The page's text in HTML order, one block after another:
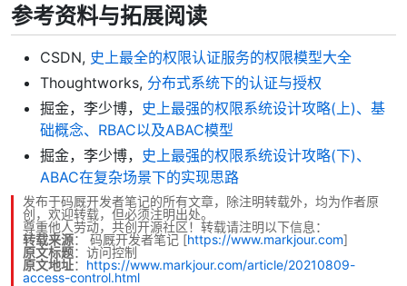
参考资料与拓展阅读
CSDN, 史上最全的权限认证服务的权限模型大全
Thoughtworks, 分布式系统下的认证与授权
掘金，李少博， 史上最强的权限系统设计攻略(上)、基
础概念、RBAC以及ABAC模型
掘金，李少博， 史上最强的权限系统设计攻略(下)、
ABAC在复杂场景下的实现思路
发布于码厩开发者笔记的所有文章，除注明转载外，均为作者原
创，欢迎转载，但必须注明出处。
尊重他人劳动，共创开源社区！转载请注明以下信息：
转载来源： 码厩开发者笔记 [https://www.markjour.com]
原文标题：访问控制
原文地址： https://www.markjour.com/article/20210809-
access-control.html